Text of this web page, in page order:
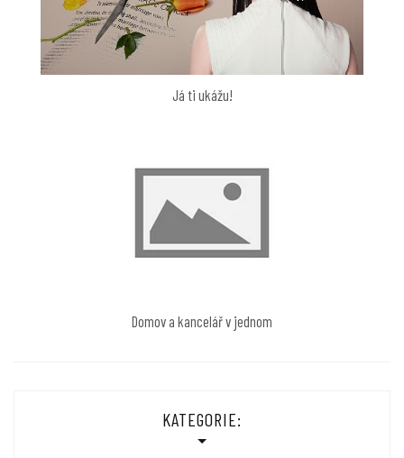
Já ti ukážu!
Domov a kancelář v jednom
KATEGORIE: